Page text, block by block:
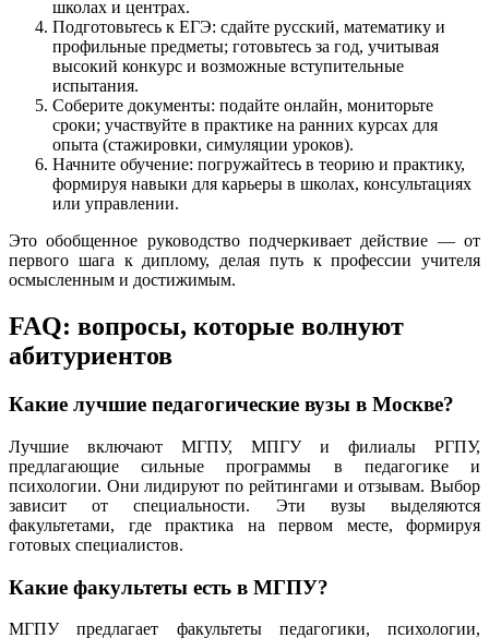
школах и центрах.
Подготовьтесь к ЕГЭ: сдайте русский, математику и
профильные предметы; готовьтесь за год, учитывая
высокий конкурс и возможные вступительные
испытания.
Соберите документы: подайте онлайн, мониторьте
сроки; участвуйте в практике на ранних курсах для
опыта (стажировки, симуляции уроков).
Начните обучение: погружайтесь в теорию и практику,
формируя навыки для карьеры в школах, консультациях
или управлении.
Это обобщенное руководство подчеркивает действие — от
первого шага к диплому, делая путь к профессии учителя
осмысленным и достижимым.
FAQ: вопросы, которые волнуют
абитуриентов
Какие лучшие педагогические вузы в Москве?
Лучшие включают МГПУ, МПГУ и филиалы РГПУ,
предлагающие сильные программы в педагогике и
психологии. Они лидируют по рейтингами и отзывам. Выбор
зависит от специальности. Эти вузы выделяются
факультетами, где практика на первом месте, формируя
готовых специалистов.
Какие факультеты есть в МГПУ?
МГПУ предлагает факультеты педагогики, психологии,